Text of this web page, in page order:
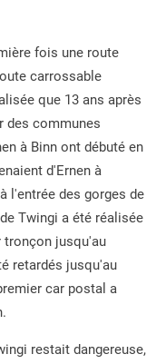
fois une route
carrossable
que 13 ans après
des communes
à Binn ont débuté en
d'Ernen à
l'entrée des gorges de
Twingi a été réalisée
tronçon jusqu'au
retardés jusqu'au
car postal a
restait dangereuse,